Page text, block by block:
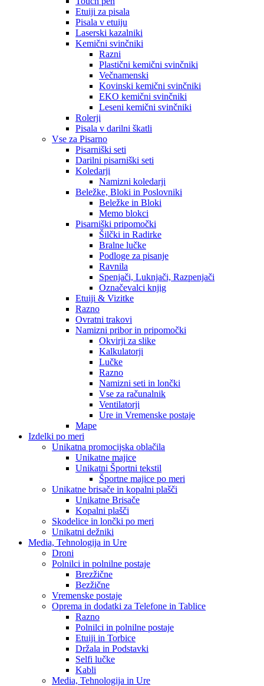
Etuiji za pisala
Pisala v etuiju
Laserski kazalniki
Kemični svinčniki
Razni
Plastični kemični svinčniki
Večnamenski
Kovinski kemični svinčniki
EKO kemični svinčniki
Leseni kemični svinčniki
Rolerji
Pisala v darilni škatli
Vse za Pisarno
Pisarniški seti
Darilni pisarniški seti
Koledarji
Namizni koledarji
Beležke, Bloki in Poslovniki
Beležke in Bloki
Memo blokci
Pisarniški pripomočki
Šilčki in Radirke
Bralne lučke
Podloge za pisanje
Ravnila
Spenjači, Luknjači, Razpenjači
Označevalci knjig
Etuiji & Vizitke
Razno
Ovratni trakovi
Namizni pribor in pripomočki
Okvirji za slike
Kalkulatorji
Lučke
Razno
Namizni seti in lončki
Vse za računalnik
Ventilatorji
Ure in Vremenske postaje
Mape
Izdelki po meri
Unikatna promocijska oblačila
Unikatne majice
Unikatni Športni tekstil
Športne majice po meri
Unikatne brisače in kopalni plašči
Unikatne Brisače
Kopalni plašči
Skodelice in lončki po meri
Unikatni dežniki
Media, Tehnologija in Ure
Droni
Polnilci in polnilne postaje
Brezžične
Bezžične
Vremenske postaje
Oprema in dodatki za Telefone in Tablice
Razno
Polnilci in polnilne postaje
Etuiji in Torbice
Držala in Podstavki
Selfi lučke
Kabli
Media, Tehnologija in Ure